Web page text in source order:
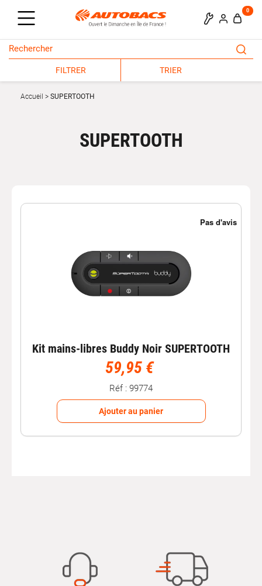
0
FILTRER TRIER
Accueil SUPERTOOTH
SUPERTOOTH
Kit mains-libres Buddy Noir SUPERTOOTH
59,95 €
Réf : 99774
Ajouter au panier